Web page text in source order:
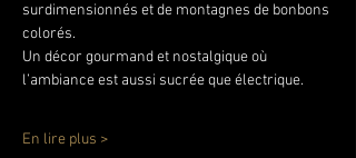
surdimensionnés et de montagnes de bonbons
colorés.
Un décor gourmand et nostalgique où
l’ambiance est aussi sucrée que électrique.
En lire plus >